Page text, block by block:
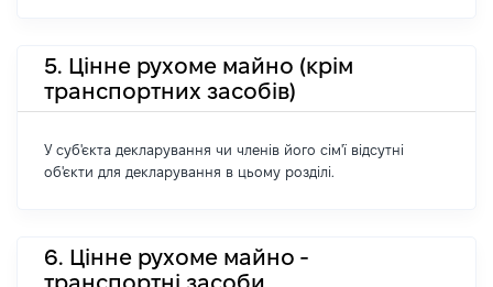
5. Цінне рухоме майно (крім
транспортних засобів)
У суб'єкта декларування чи членів його сім'ї відсутні
об'єкти для декларування в цьому розділі.
6. Цінне рухоме майно -
транспортні засоби